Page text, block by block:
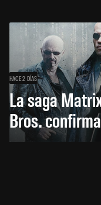
HACE 2 DÍAS
La saga
Bros.